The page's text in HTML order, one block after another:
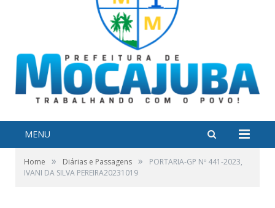
MENU
Home » Diárias e Passagens »
PORTARIA-GP Nº 441-2023,
IVANI DA SILVA PEREIRA20231019